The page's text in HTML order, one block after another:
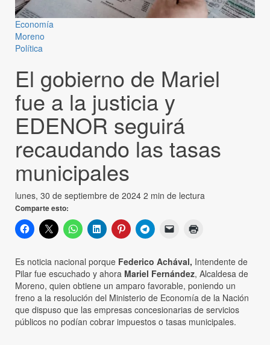
Economía
Moreno
Política
El gobierno de Mariel
fue a la justicia y
EDENOR seguirá
recaudando las tasas
municipales
lunes, 30 de septiembre de 2024 2 min de lectura
Comparte esto:
Es noticia nacional porque Federico Achával, Intendente de
Pilar fue escuchado y ahora Mariel Fernández, Alcaldesa de
Moreno, quien obtiene un amparo favorable, poniendo un
freno a la resolución del Ministerio de Economía de la Nación
que dispuso que las empresas concesionarias de servicios
públicos no podían cobrar impuestos o tasas municipales.